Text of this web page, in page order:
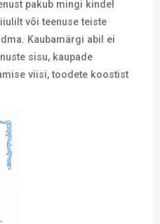
pakub mingi kindel
või teenuse teiste
Kaubamärgi abil ei
sisu, kaupade
viisi, toodete koostist